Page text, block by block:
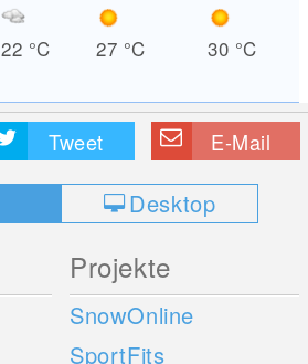
22 °C 27 °C 30 °C
Tweet E-Mail
Desktop
Projekte
SnowOnline
SportFits